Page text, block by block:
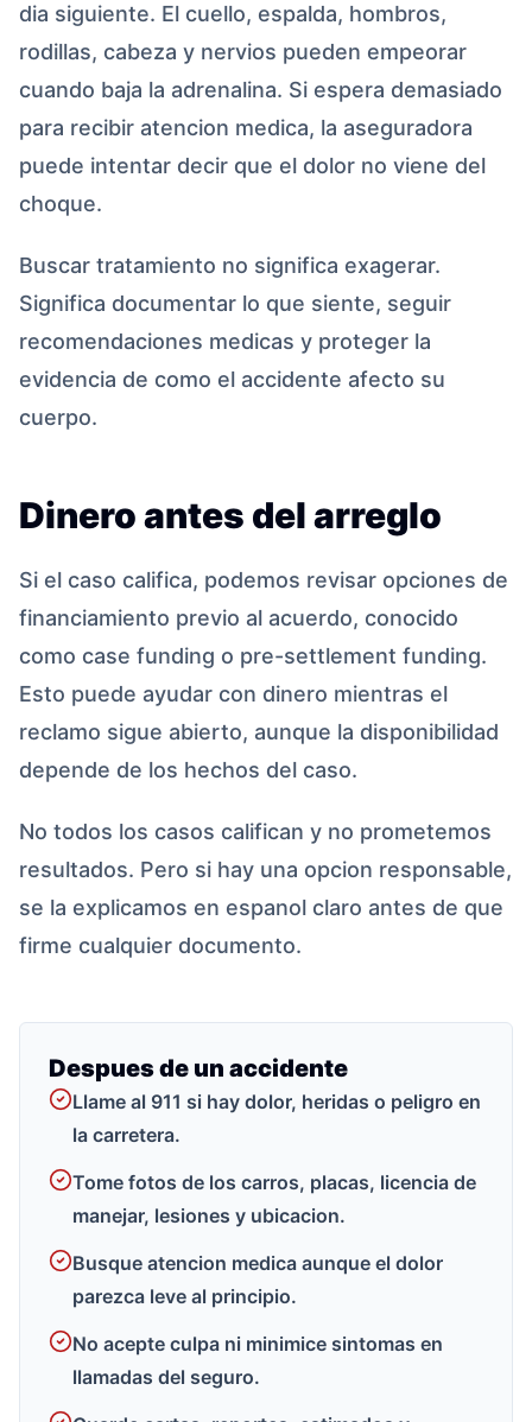
dia siguiente. El cuello, espalda, hombros,
rodillas, cabeza y nervios pueden empeorar
cuando baja la adrenalina. Si espera demasiado
para recibir atencion medica, la aseguradora
puede intentar decir que el dolor no viene del
choque.
Buscar tratamiento no significa exagerar.
Significa documentar lo que siente, seguir
recomendaciones medicas y proteger la
evidencia de como el accidente afecto su
cuerpo.
Dinero antes del arreglo
Si el caso califica, podemos revisar opciones de
financiamiento previo al acuerdo, conocido
como case funding o pre-settlement funding.
Esto puede ayudar con dinero mientras el
reclamo sigue abierto, aunque la disponibilidad
depende de los hechos del caso.
No todos los casos califican y no prometemos
resultados. Pero si hay una opcion responsable,
se la explicamos en espanol claro antes de que
firme cualquier documento.
Despues de un accidente
Llame al 911 si hay dolor, heridas o peligro en
la carretera.
Tome fotos de los carros, placas, licencia de
manejar, lesiones y ubicacion.
Busque atencion medica aunque el dolor
parezca leve al principio.
No acepte culpa ni minimice sintomas en
llamadas del seguro.